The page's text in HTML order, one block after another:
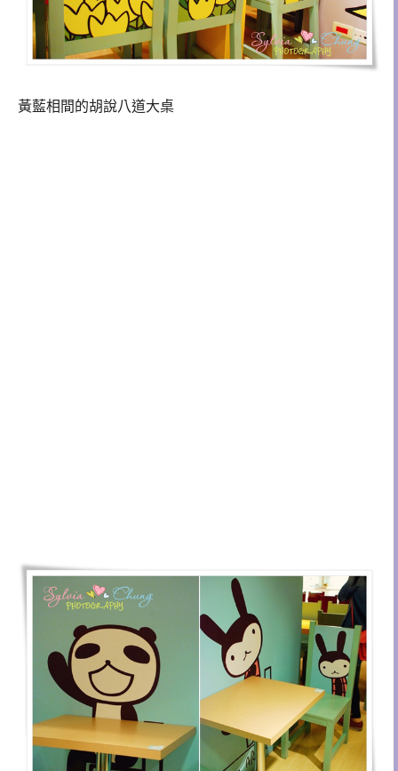
黃藍相間的胡說八道大桌